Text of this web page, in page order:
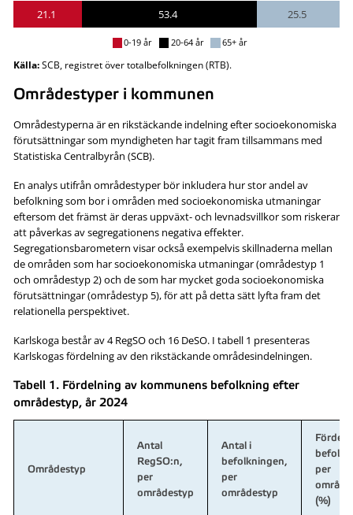
21.1 53.4 25.5
0-19 år 20-64 år 65+ år
Källa:SCB, registret över totalbefolkningen (RTB).
Områdestyper i kommunen
Områdestyperna är en rikstäckande indelning efter socioekonomiska
förutsättningar som myndigheten har tagit fram tillsammans med
Statistiska Centralbyrån (SCB).
En analys utifrån områdestyper bör inkludera hur stor andel av
befolkning som bor i områden med socioekonomiska utmaningar
eftersom det främst är deras uppväxt- och levnadsvillkor som riskerar
att påverkas av segregationens negativa effekter.
Segregationsbarometern visar också exempelvis skillnaderna mellan
de områden som har socioekonomiska utmaningar (områdestyp 1
och områdestyp 2) och de som har mycket goda socioekonomiska
förutsättningar (områdestyp 5), för att på detta sätt lyfta fram det
relationella perspektivet.
Karlskoga består av 4 RegSO och 16 DeSO. I tabell 1 presenteras
Karlskogas fördelning av den rikstäckande områdesindelningen.
Tabell 1. Fördelning av kommunens befolkning efter
områdestyp, år 2024
Områdestyp
Antal
RegSO:n,
per
områdestyp
Antal i
befolkningen,
per
områdestyp
per
(%)